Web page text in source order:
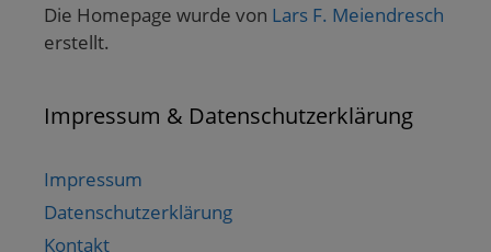
Die Homepage wurde von Lars F. Meiendresch
erstellt.
Impressum & Datenschutzerklärung
Impressum
Datenschutzerklärung
Kontakt